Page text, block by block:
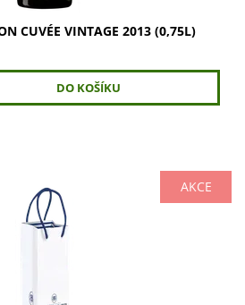
CUVÉE VINTAGE 2013 (0,75L)
AKCE
Besserat de Bellefon na 1 láhev.
který promění každou